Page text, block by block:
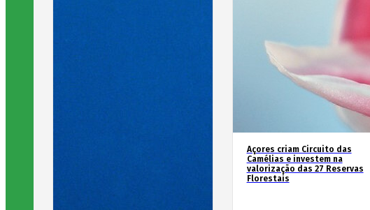
Açores criam Circuito das
Camélias e investem na
valorização das 27 Reservas
Florestais